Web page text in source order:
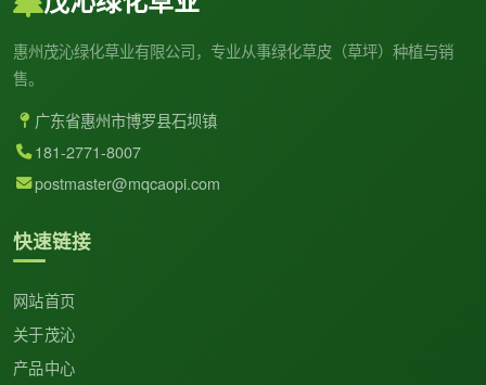
惠州茂沁绿化草业有限公司，专业从事绿化草皮（草坪）种植与销
售。
广东省惠州市博罗县石坝镇
181-2771-8007
postmaster@mqcaopi.com
快速链接
网站首页
关于茂沁
产品中心